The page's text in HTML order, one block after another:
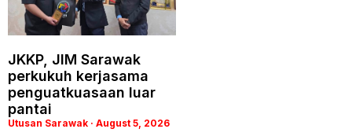
JKKP, JIM Sarawak
perkukuh kerjasama
penguatkuasaan luar
pantai
Utusan Sarawak August 5, 2026